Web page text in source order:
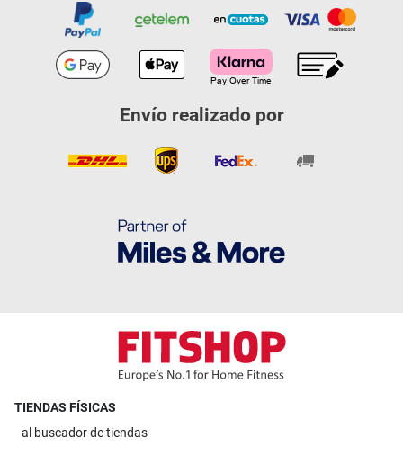
Envío realizado por
TIENDAS FÍSICAS
al buscador de tiendas